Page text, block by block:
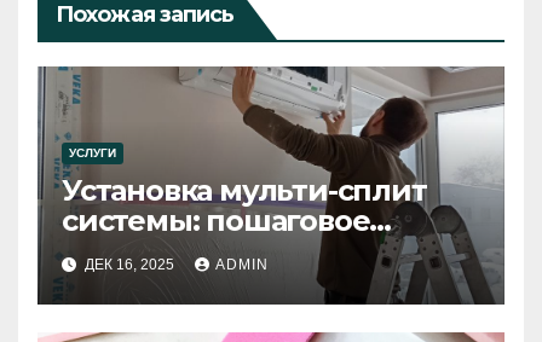
Похожая запись
УСЛУГИ
Установка мульти-сплит
системы: пошаговое
руководство
ДЕК 16, 2025 ADMIN